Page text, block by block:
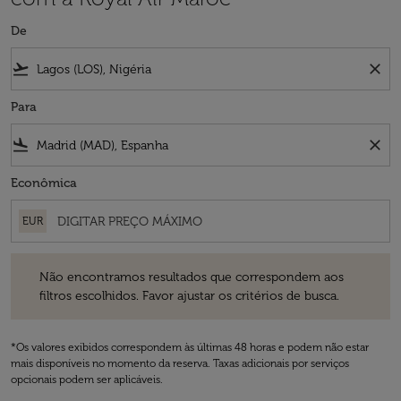
De
flight_takeoff close
Para
flight_land close
Econômica
EUR
Não encontramos resultados que correspondem aos
filtros escolhidos. Favor ajustar os critérios de busca.
*Os valores exibidos correspondem às últimas 48 horas e podem não estar
mais disponíveis no momento da reserva. Taxas adicionais por serviços
opcionais podem ser aplicáveis.